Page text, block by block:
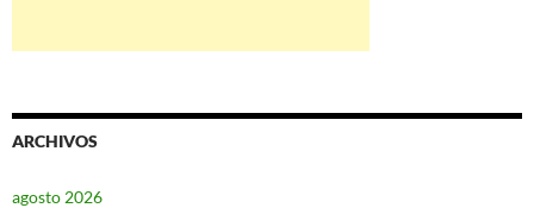
ARCHIVOS
agosto 2026